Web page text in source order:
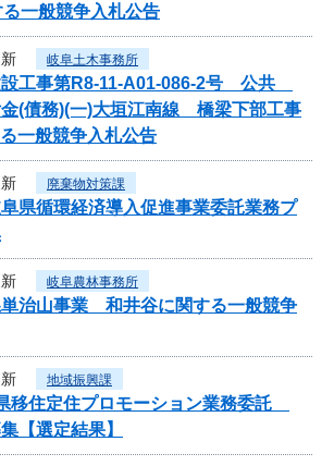
一般競争入札公告
岐阜土木事務所
設工事第R8-11-A01-086-2号 公共
金(債務)(一)大垣江南線 橋梁下部工事
一般競争入札公告
廃棄物対策課
阜県循環経済導入促進事業委託業務プ
岐阜農林事務所
単治山事業 和井谷に関する一般競争
地域振興課
移住定住プロモーション業務委託
【選定結果】